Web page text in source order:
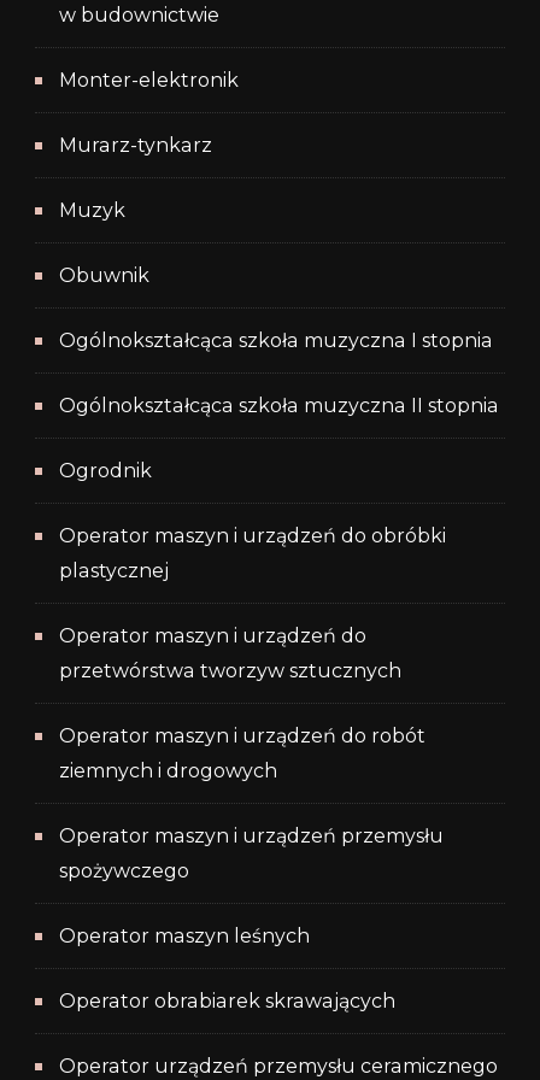
w budownictwie
Monter-elektronik
Murarz-tynkarz
Muzyk
Obuwnik
Ogólnokształcąca szkoła muzyczna I stopnia
Ogólnokształcąca szkoła muzyczna II stopnia
Ogrodnik
Operator maszyn i urządzeń do obróbki
plastycznej
Operator maszyn i urządzeń do
przetwórstwa tworzyw sztucznych
Operator maszyn i urządzeń do robót
ziemnych i drogowych
Operator maszyn i urządzeń przemysłu
spożywczego
Operator maszyn leśnych
Operator obrabiarek skrawających
Operator urządzeń przemysłu ceramicznego